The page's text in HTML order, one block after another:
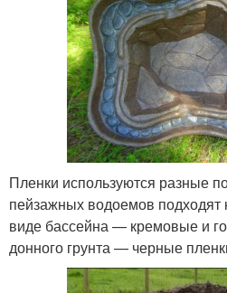
Пленки используются разные
пейзажных водоемов
виде бассейна — кремовые и
донного грунта — черные